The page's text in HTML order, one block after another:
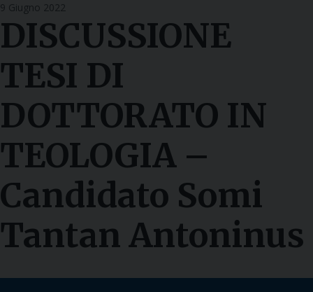
9 Giugno 2022
DISCUSSIONE
TESI DI
DOTTORATO IN
TEOLOGIA –
Candidato Somi
Tantan Antoninus